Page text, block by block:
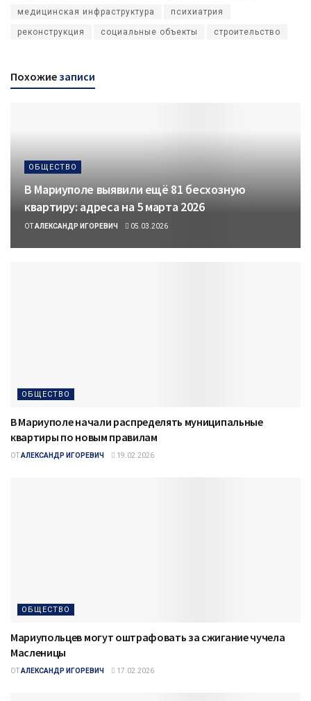
медицинская инфраструктура психиатрия
реконструкция социальные объекты строительство
Похожие записи
ОБЩЕСТВО
В Мариуполе выявили ещё 81 бесхозную
квартиру: адреса на 5 марта 2026
ОТАЛЕКСАНДР ИГОРЕВИЧ 05.03.2026
ОБЩЕСТВО
В Мариуполе начали распределять муниципальные
квартиры по новым правилам
ОТАЛЕКСАНДР ИГОРЕВИЧ 19.02.2026
ОБЩЕСТВО
Мариупольцев могут оштрафовать за сжигание чучела
Масленицы
ОТАЛЕКСАНДР ИГОРЕВИЧ 17.02.2026